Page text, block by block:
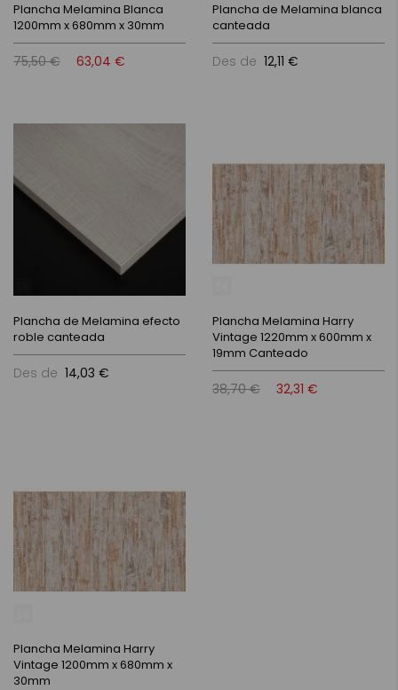
Plancha Melamina Blanca
1200mm x 680mm x 30mm
75,50 € 63,04 €
Plancha de Melamina blanca
canteada
Des de 12,11 €
Plancha de Melamina efecto
roble canteada
Des de 14,03 €
Plancha Melamina Harry
Vintage 1220mm x 600mm x
19mm Canteado
38,70 € 32,31 €
Plancha Melamina Harry
Vintage 1200mm x 680mm x
30mm